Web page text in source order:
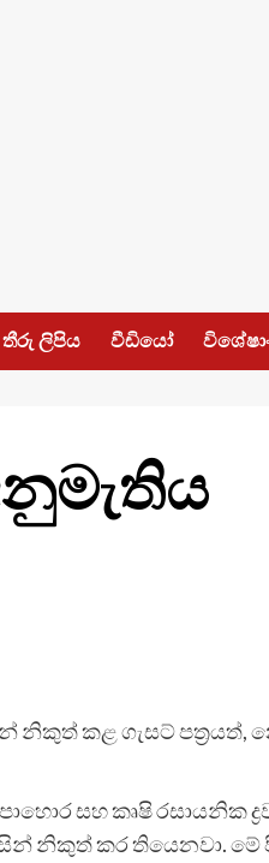
තීරු ලිපිය වීඩියෝ
කළ ගැසට් පත්‍රයත්,
සහ කෘෂි රසායනික
නිකුත් කර තියෙනවා. මේ